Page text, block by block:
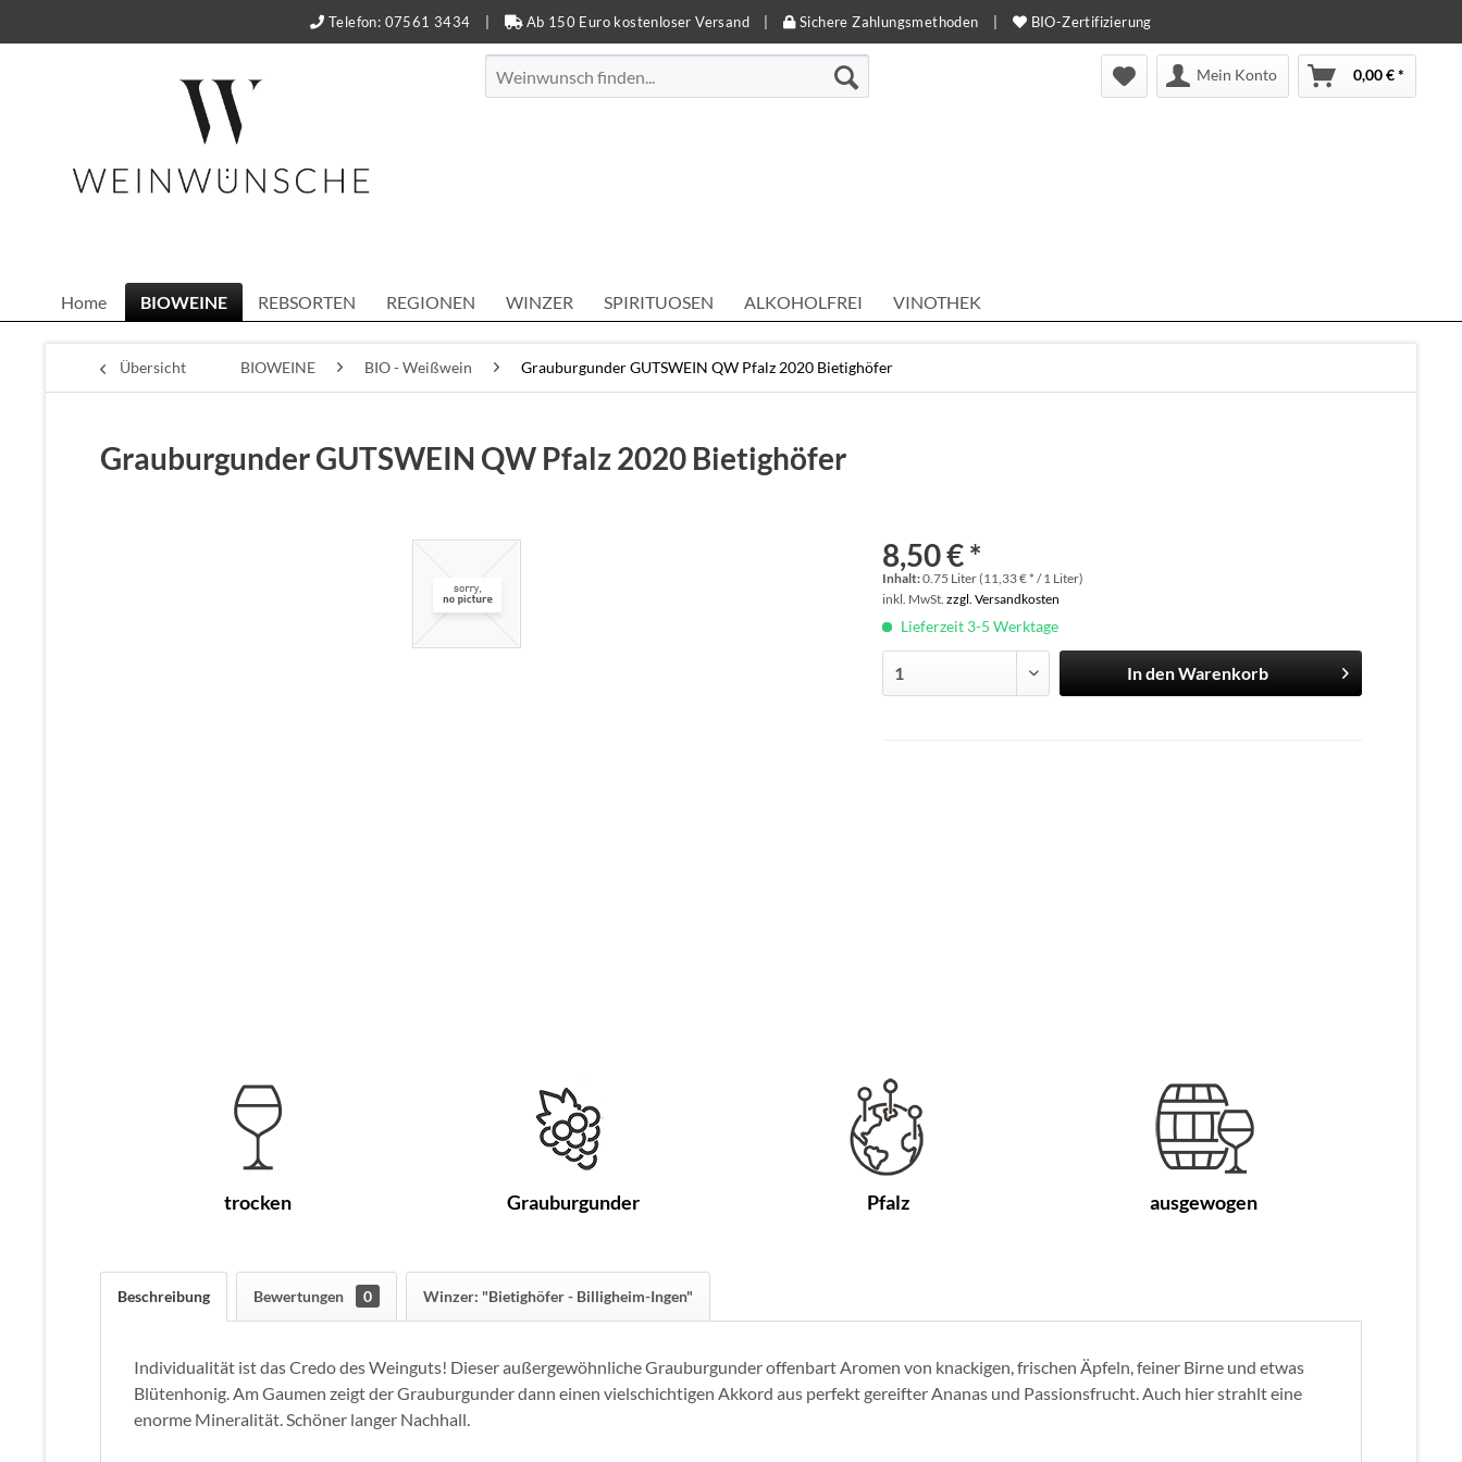
Telefon: 07561 3434 Ab 150 Euro kostenloser Versand Sichere Zahlungsmethoden BIO-Zertifizierung
Mein Konto 0,00 € *
Home BIOWEINE REBSORTEN REGIONEN WINZER SPIRITUOSEN ALKOHOLFREI VINOTHEK
Übersicht BIOWEINE BIO - Weißwein Grauburgunder GUTSWEIN QW Pfalz 2020 Bietighöfer
Grauburgunder GUTSWEIN QW Pfalz 2020 Bietighöfer
8,50 € *
Inhalt:0.75 Liter (11,33 € * / 1 Liter)
inkl. MwSt.zzgl. Versandkosten
Lieferzeit 3-5 Werktage
In denWarenkorb
trocken Grauburgunder Pfalz ausgewogen
Beschreibung Bewertungen 0 Winzer: "Bietighöfer - Billigheim-Ingen"
Individualität ist das Credo des Weinguts! Dieser außergewöhnliche Grauburgunder offenbart Aromen von knackigen, frischen Äpfeln, feiner Birne und etwas
Blütenhonig. Am Gaumen zeigt der Grauburgunder dann einen vielschichtigen Akkord aus perfekt gereifter Ananas und Passionsfrucht. Auch hier strahlt eine
enorme Mineralität. Schöner langer Nachhall.